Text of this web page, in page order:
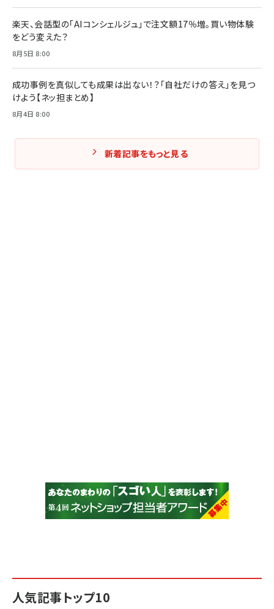
人気記事トップ10
楽天、会話型の「AIコンシェルジュ」で注文額17％増。買い物体験
をどう変えた？
8月5日 8:00
成功事例を真似しても成果は出ない！？「自社だけの答え」を見つ
けよう【ネッ担まとめ】
8月4日 8:00
新着記事をもっと見る